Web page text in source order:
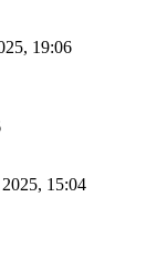
19:06
15:04